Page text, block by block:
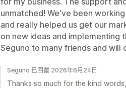
unmatched! We've been
and really helped us get our
on new ideas and implementing
Seguno to many friends and will
Seguno 已回覆 2026年6月24日
Thanks so much for the kind